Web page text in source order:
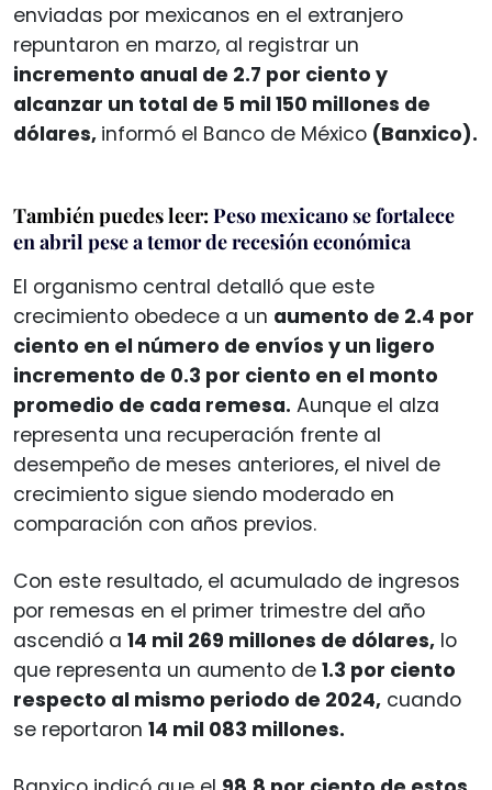
enviadas por mexicanos en el extranjero
repuntaron en marzo, al registrar un
incremento anual de 2.7 por ciento y
alcanzar un total de 5 mil 150 millones de
dólares, informó el Banco de México (Banxico).
También puedes leer: Peso mexicano se fortalece
en abril pese a temor de recesión económica
El organismo central detalló que este
crecimiento obedece a un aumento de 2.4 por
ciento en el número de envíos y un ligero
incremento de 0.3 por ciento en el monto
promedio de cada remesa. Aunque el alza
representa una recuperación frente al
desempeño de meses anteriores, el nivel de
crecimiento sigue siendo moderado en
comparación con años previos.
Con este resultado, el acumulado de ingresos
por remesas en el primer trimestre del año
ascendió a 14 mil 269 millones de dólares, lo
que representa un aumento de 1.3 por ciento
respecto al mismo periodo de 2024, cuando
se reportaron 14 mil 083 millones.